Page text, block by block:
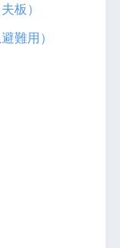
板）
難用）